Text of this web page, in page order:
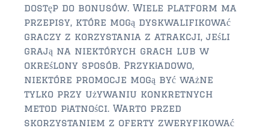
dostęp do bonusów. Wiele platform ma
przepisy, które mogą dyskwalifikować
graczy z korzystania z atrakcji, jeśli
grają na niektórych grach lub w
określony sposób. Przykładowo,
niektóre promocje mogą być ważne
tylko przy używaniu konkretnych
metod płatności. Warto przed
skorzystaniem z oferty zweryfikować